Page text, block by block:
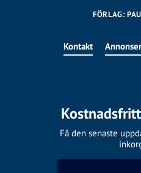
FÖRLAG:
Kontakt
Få den senaste